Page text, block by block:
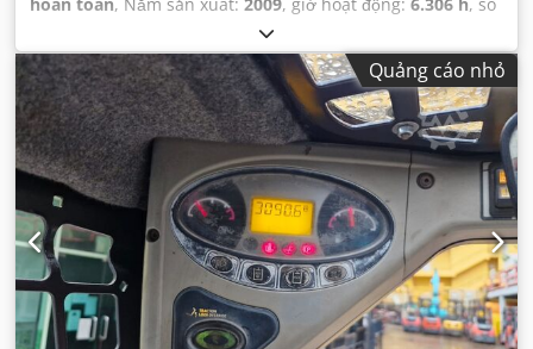
A3L135221,
Quảng cáo nhỏ